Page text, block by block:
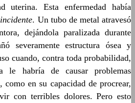
uterina. Esta enfermedad había
incidente. Un tubo de metal atravesó
dejándola paralizada durante
severamente estructura ósea y
cuando, contra toda probabilidad,
le habría de causar problemas
como en su capacidad de procrear,
con terribles dolores. Pero esto